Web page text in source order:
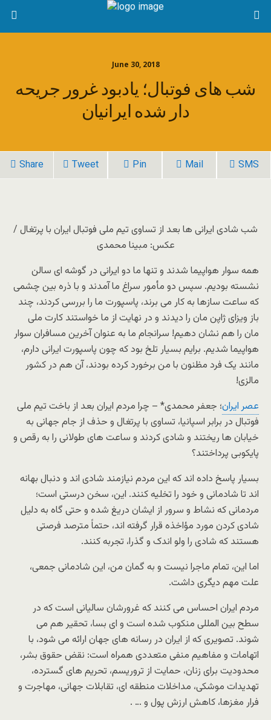
June 30, 2018
شب های فوتبال؛ یادبود غرور جریحه
دار شده ایرانیان
Share Tweet Pin Mail SMS
شب شادی ایرانی ها بعد از تساوی تیم ملی فوتبال ایران با پرتغال /
عکس: مبینا محمدی
همه سوار هواپیما شدند و تنها ما دو ایرانی در گوشه ای سالن
نشسته بودیم. سپس دو مأمور سراغ ما آمدند و با ذره بین چشمی
که ساعت سازها به کار می برند، پاسپورت ما را بررسی کردند، چند
باز ویزای ژاپن مان را دیدند و در نهایت از ما خواستند کارت ملی
مان را هم نشان دهیم! سرانجام ما به عنوان آخرین مسافران سوار
هواپیما شدیم. برایم بسیار تلخ بود که چون پاسپورت ایرانی دارم،
مانند یک فرد مظنون با من برخورد کرده بودند، آن هم در کشور
مالزی!
عصر ایران؛ جعفر محمدی* – چرا مردم ایران بعد از باخت تیم ملی
فوتبال در برابر اسپانیا، تساوی با پرتغال و حذف از جام جهانی به
خیابان ها ریختند و شادی کردند و ساعت های طولانی را به رقص و
پایکوبی پرداختند؟
بسیار پاسخ داده اند که این مردم نیازمند شادی اند و دنبال بهانه
اند تا شادمانی و خود را تخلیه کنند. این، سخن درستی است؛
مردمانی که نشاط و سرور از ایشان دریغ شده و حتی گاه به دلیل
شادی کردن مورد مؤاخذه قرار گرفته اند، حتماً مترصد فرصتی
هستند که شادی را ولو اندک و گذرا، تجربه کنند.
اما این، تمام ماجرا نیست و به گمان من، این شادمانی جمعی،
علت مهم دیگری داشت.
مردم ایران احساس می کنند که غرورشان سالیانی است که در
سطح بین المللی منکوب شده است و ای بسا، تحقیر هم می
شوند. تصویری که از ایران در رسانه های جهان ارائه می شود، با
اتهامات و مفاهیم منفی متعددی همراه است: نقض حقوق بشر،
محدودیت برای زنان، حمایت از تروریسم، تحریم های گسترده،
تهدیدات موشکی، مداخلات منطقه ای، تقابلات جهانی، مهاجرت و
فرار مغزها، کاهش ارزش پول و … .